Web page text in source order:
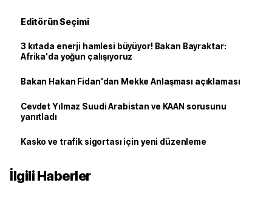
Editörün Seçimi
3 kıtada enerji hamlesi büyüyor! Bakan Bayraktar:
Afrika'da yoğun çalışıyoruz
Bakan Hakan Fidan'dan Mekke Anlaşması açıklaması
Cevdet Yılmaz Suudi Arabistan ve KAAN sorusunu
yanıtladı
Kasko ve trafik sigortası için yeni düzenleme
İlgili Haberler